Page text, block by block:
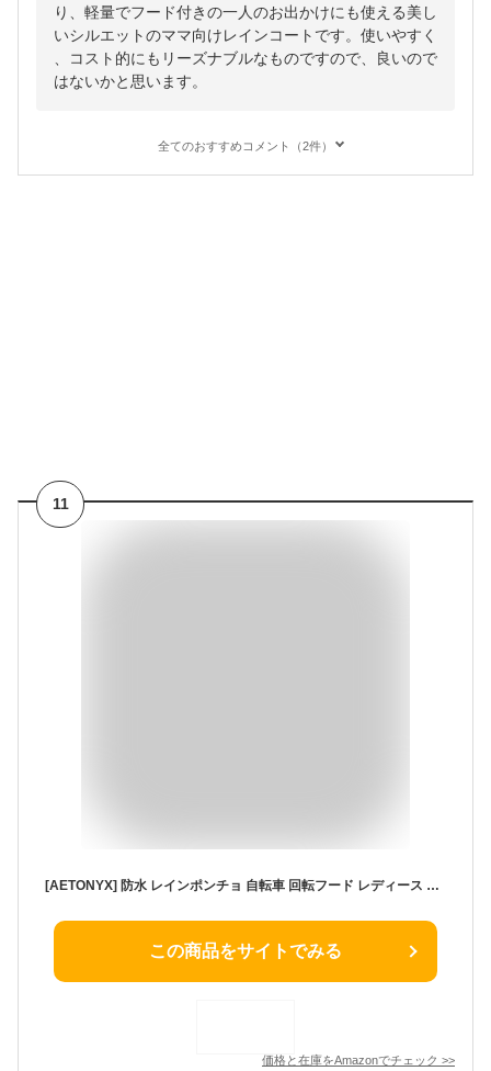
り、軽量でフード付きの一人のお出かけにも使える美し
いシルエットのママ向けレインコートです。使いやすく
、コスト的にもリーズナブルなものですので、良いので
はないかと思います。
全てのおすすめコメント（2件）
11
[AETONYX] 防水 レインポンチョ 自転車 回転フード レディース メンズ レインコート 取り外し可能フード 特許 レインウエア ツバ付き 収納袋付き AX-750 (デニムネイビー, Free)
この商品をサイトでみる
価格と在庫をAmazonでチェック >>